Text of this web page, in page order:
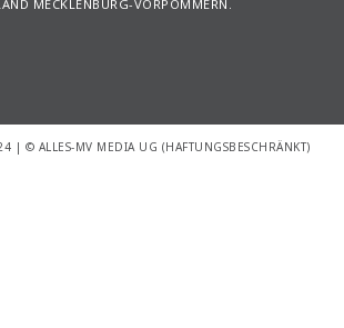
MECKLENBURG-VORPOMMERN.
| © ALLES-MV MEDIA UG (HAFTUNGSBESCHRÄNKT)